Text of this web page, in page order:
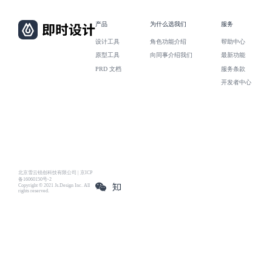
北京雪云锐创科技有限公司 | 京ICP
备16060150号-2
Copyright © 2021 Js.Design Inc. All
rights reserved.
产品
设计工具
原型工具
PRD 文档
为什么选我们
角色功能介绍
向同事介绍我们
服务
帮助中心
最新功能
服务条款
开发者中心